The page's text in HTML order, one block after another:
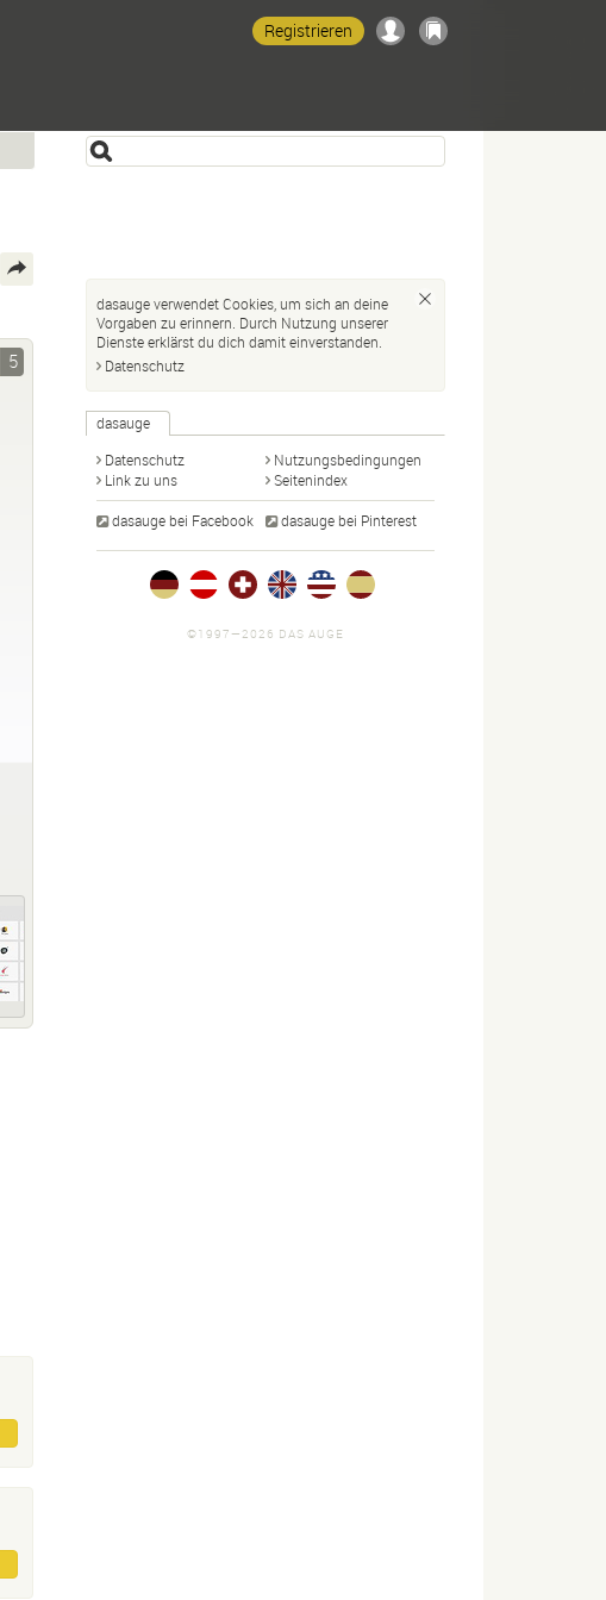
Registrieren
5
dasauge verwendet Cookies, um sich an deine
Vorgaben zu erinnern. Durch Nutzung unserer
Dienste erklärst du dich damit einverstanden.
Datenschutz
dasauge
Datenschutz
Nutzungsbedingungen
Link zu uns
Seitenindex
dasauge bei Facebook dasauge bei Pinterest
©1997—2026 DAS AUGE